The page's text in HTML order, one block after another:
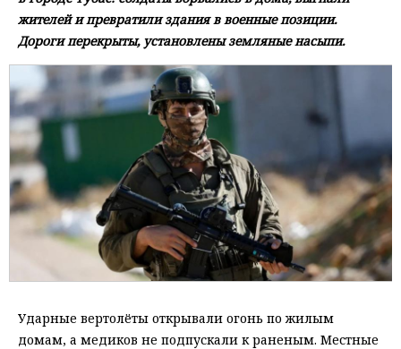
жителей и превратили здания в военные позиции.
Дороги перекрыты, установлены земляные насыпи.
Ударные вертолёты открывали огонь по жилым
домам, а медиков не подпускали к раненым. Местные